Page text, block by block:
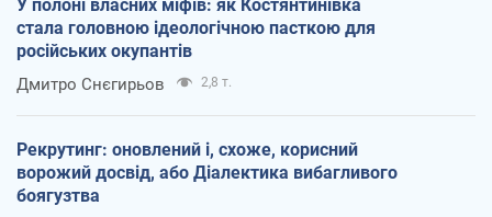
У полоні власних міфів: як Костянтинівка
стала головною ідеологічною пасткою для
російських окупантів
Дмитро Снєгирьов 2,8 т.
Рекрутинг: оновлений і, схоже, корисний
ворожий досвід, або Діалектика вибагливого
боягузтва